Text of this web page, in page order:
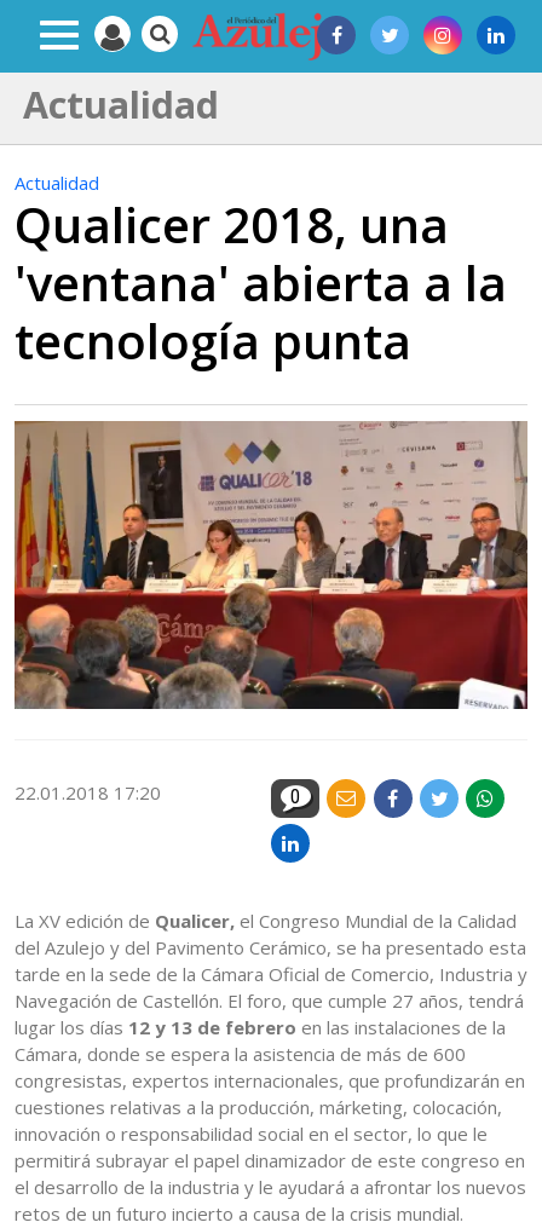
Actualidad
Actualidad
Qualicer 2018, una
'ventana' abierta a la
tecnología punta
22.01.2018 17:20 0
La XV edición de Qualicer, el Congreso Mundial de la Calidad
del Azulejo y del Pavimento Cerámico, se ha presentado esta
tarde en la sede de la Cámara Oficial de Comercio, Industria y
Navegación de Castellón. El foro, que cumple 27 años, tendrá
lugar los días 12 y 13 de febrero en las instalaciones de la
Cámara, donde se espera la asistencia de más de 600
congresistas, expertos internacionales, que profundizarán en
cuestiones relativas a la producción, márketing, colocación,
innovación o responsabilidad social en el sector, lo que le
permitirá subrayar el papel dinamizador de este congreso en
el desarrollo de la industria y le ayudará a afrontar los nuevos
retos de un futuro incierto a causa de la crisis mundial.